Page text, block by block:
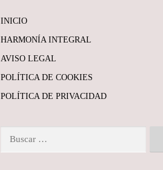
INICIO
HARMONÍA INTEGRAL
AVISO LEGAL
POLÍTICA DE COOKIES
POLÍTICA DE PRIVACIDAD